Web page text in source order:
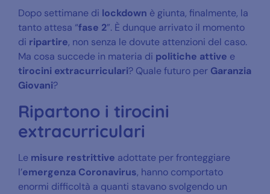
Dopo settimane di lockdown è giunta, finalmente, la
tanto attesa “fase 2”. È dunque arrivato il momento
di ripartire, non senza le dovute attenzioni del caso.
Ma cosa succede in materia di politiche attive e
tirocini extracurriculari? Quale futuro per Garanzia
Giovani?
Ripartono i tirocini
extracurriculari
Le misure restrittive adottate per fronteggiare
l’emergenza Coronavirus, hanno comportato
enormi difficoltà a quanti stavano svolgendo un